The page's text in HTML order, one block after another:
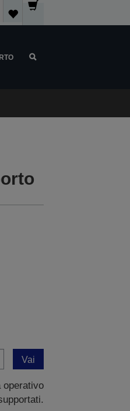
Vai
operativo